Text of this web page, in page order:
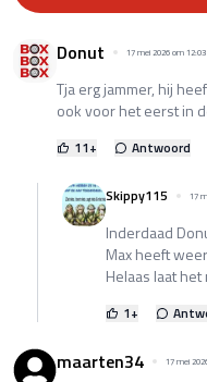
Donut 17 mei 2026 om 12:03
Tja erg jammer, hij
ook voor het eerst in
11+ Antwoord
Skippy115 17
Inderdaad
Max heeft
Helaas laat
1+
maarten34 17 mei